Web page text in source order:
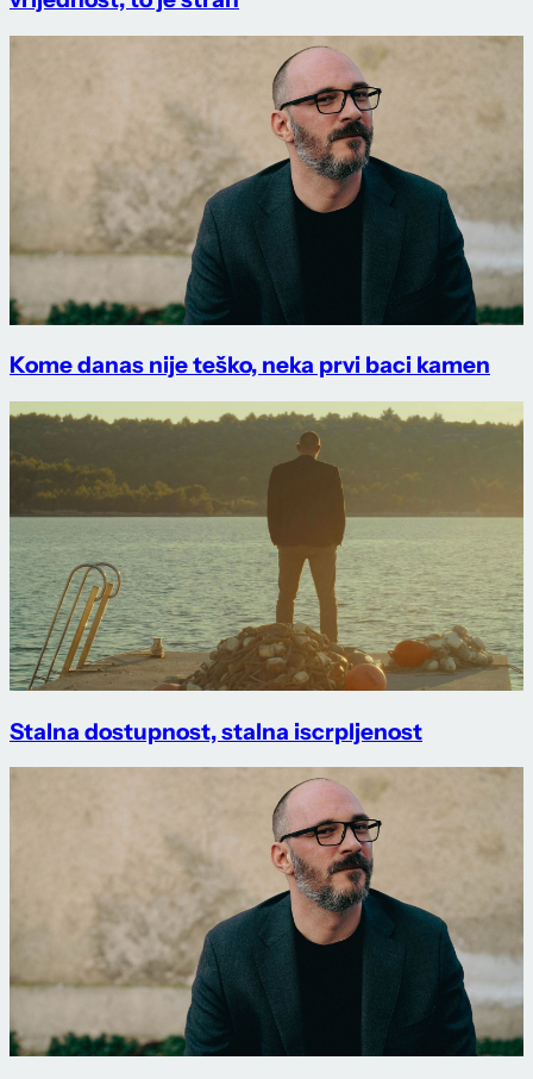
Kome danas nije teško, neka prvi baci kamen
Stalna dostupnost, stalna iscrpljenost